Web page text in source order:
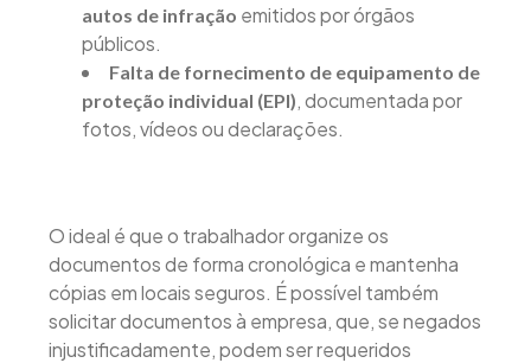
autos de infração emitidos por órgãos
públicos.
Falta de fornecimento de equipamento de
proteção individual (EPI), documentada por
fotos, vídeos ou declarações.
O ideal é que o trabalhador organize os
documentos de forma cronológica e mantenha
cópias em locais seguros. É possível também
solicitar documentos à empresa, que, se negados
injustificadamente, podem ser requeridos